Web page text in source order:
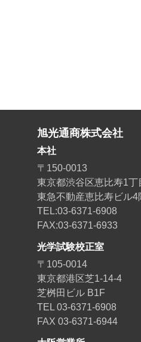
旭光通商株式会社
本社
〒150-0013
東京都渋谷区恵比寿1丁
東急不動産恵比寿ビル4
TEL:03-6371-6908
FAX:03-6371-6933
光学試験校正室
〒105-0014
東京都港区芝1-14-4
芝桝田ビル B1F
TEL 03-6371-6908
FAX 03-6371-6944